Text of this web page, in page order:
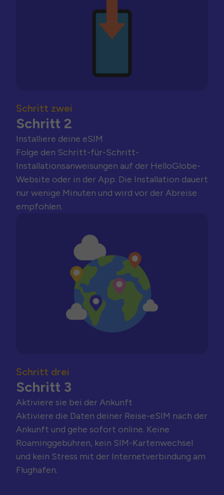
Schritt zwei
Schritt 2
Installiere deine eSIM
Folge den Schritt-für-Schritt-
Installationsanweisungen auf der HelloGlobe-
Website oder in der App. Die Installation dauert
nur wenige Minuten und wird vor der Abreise
empfohlen.
Schritt drei
Schritt 3
Aktiviere sie bei der Ankunft
Aktiviere die Daten deiner Reise-eSIM nach der
Ankunft und gehe sofort online. Keine
Roaminggebühren, kein SIM-Kartenwechsel
und kein Stress mit der Internetverbindung am
Flughafen.